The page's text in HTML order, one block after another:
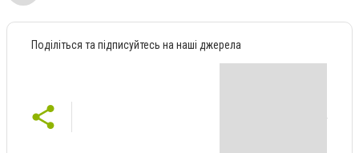
Поділіться та підписуйтесь на наші джерела